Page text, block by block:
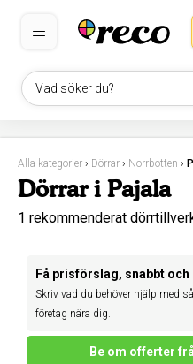
Vad söker du?
Alla kategorier › Dörrar › Norrbotten ›
Dörrar i Pajala
1 rekommenderat
Få prisförslag, snabbt och
Skriv vad du behöver hjälp med
företag nära dig.
Be om offerter